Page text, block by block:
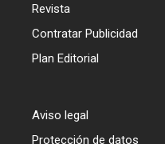
Revista
Contratar Publicidad
Plan Editorial
Aviso legal
Protección de datos